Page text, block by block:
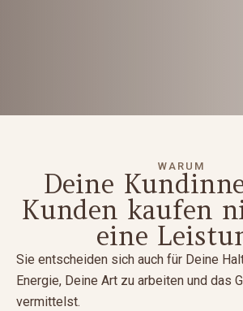
WARUM
Deine
Kunden kaufen
eine
Sie entscheiden sich auch für Deine
Energie, Deine Art zu arbeiten und das
vermittelst.